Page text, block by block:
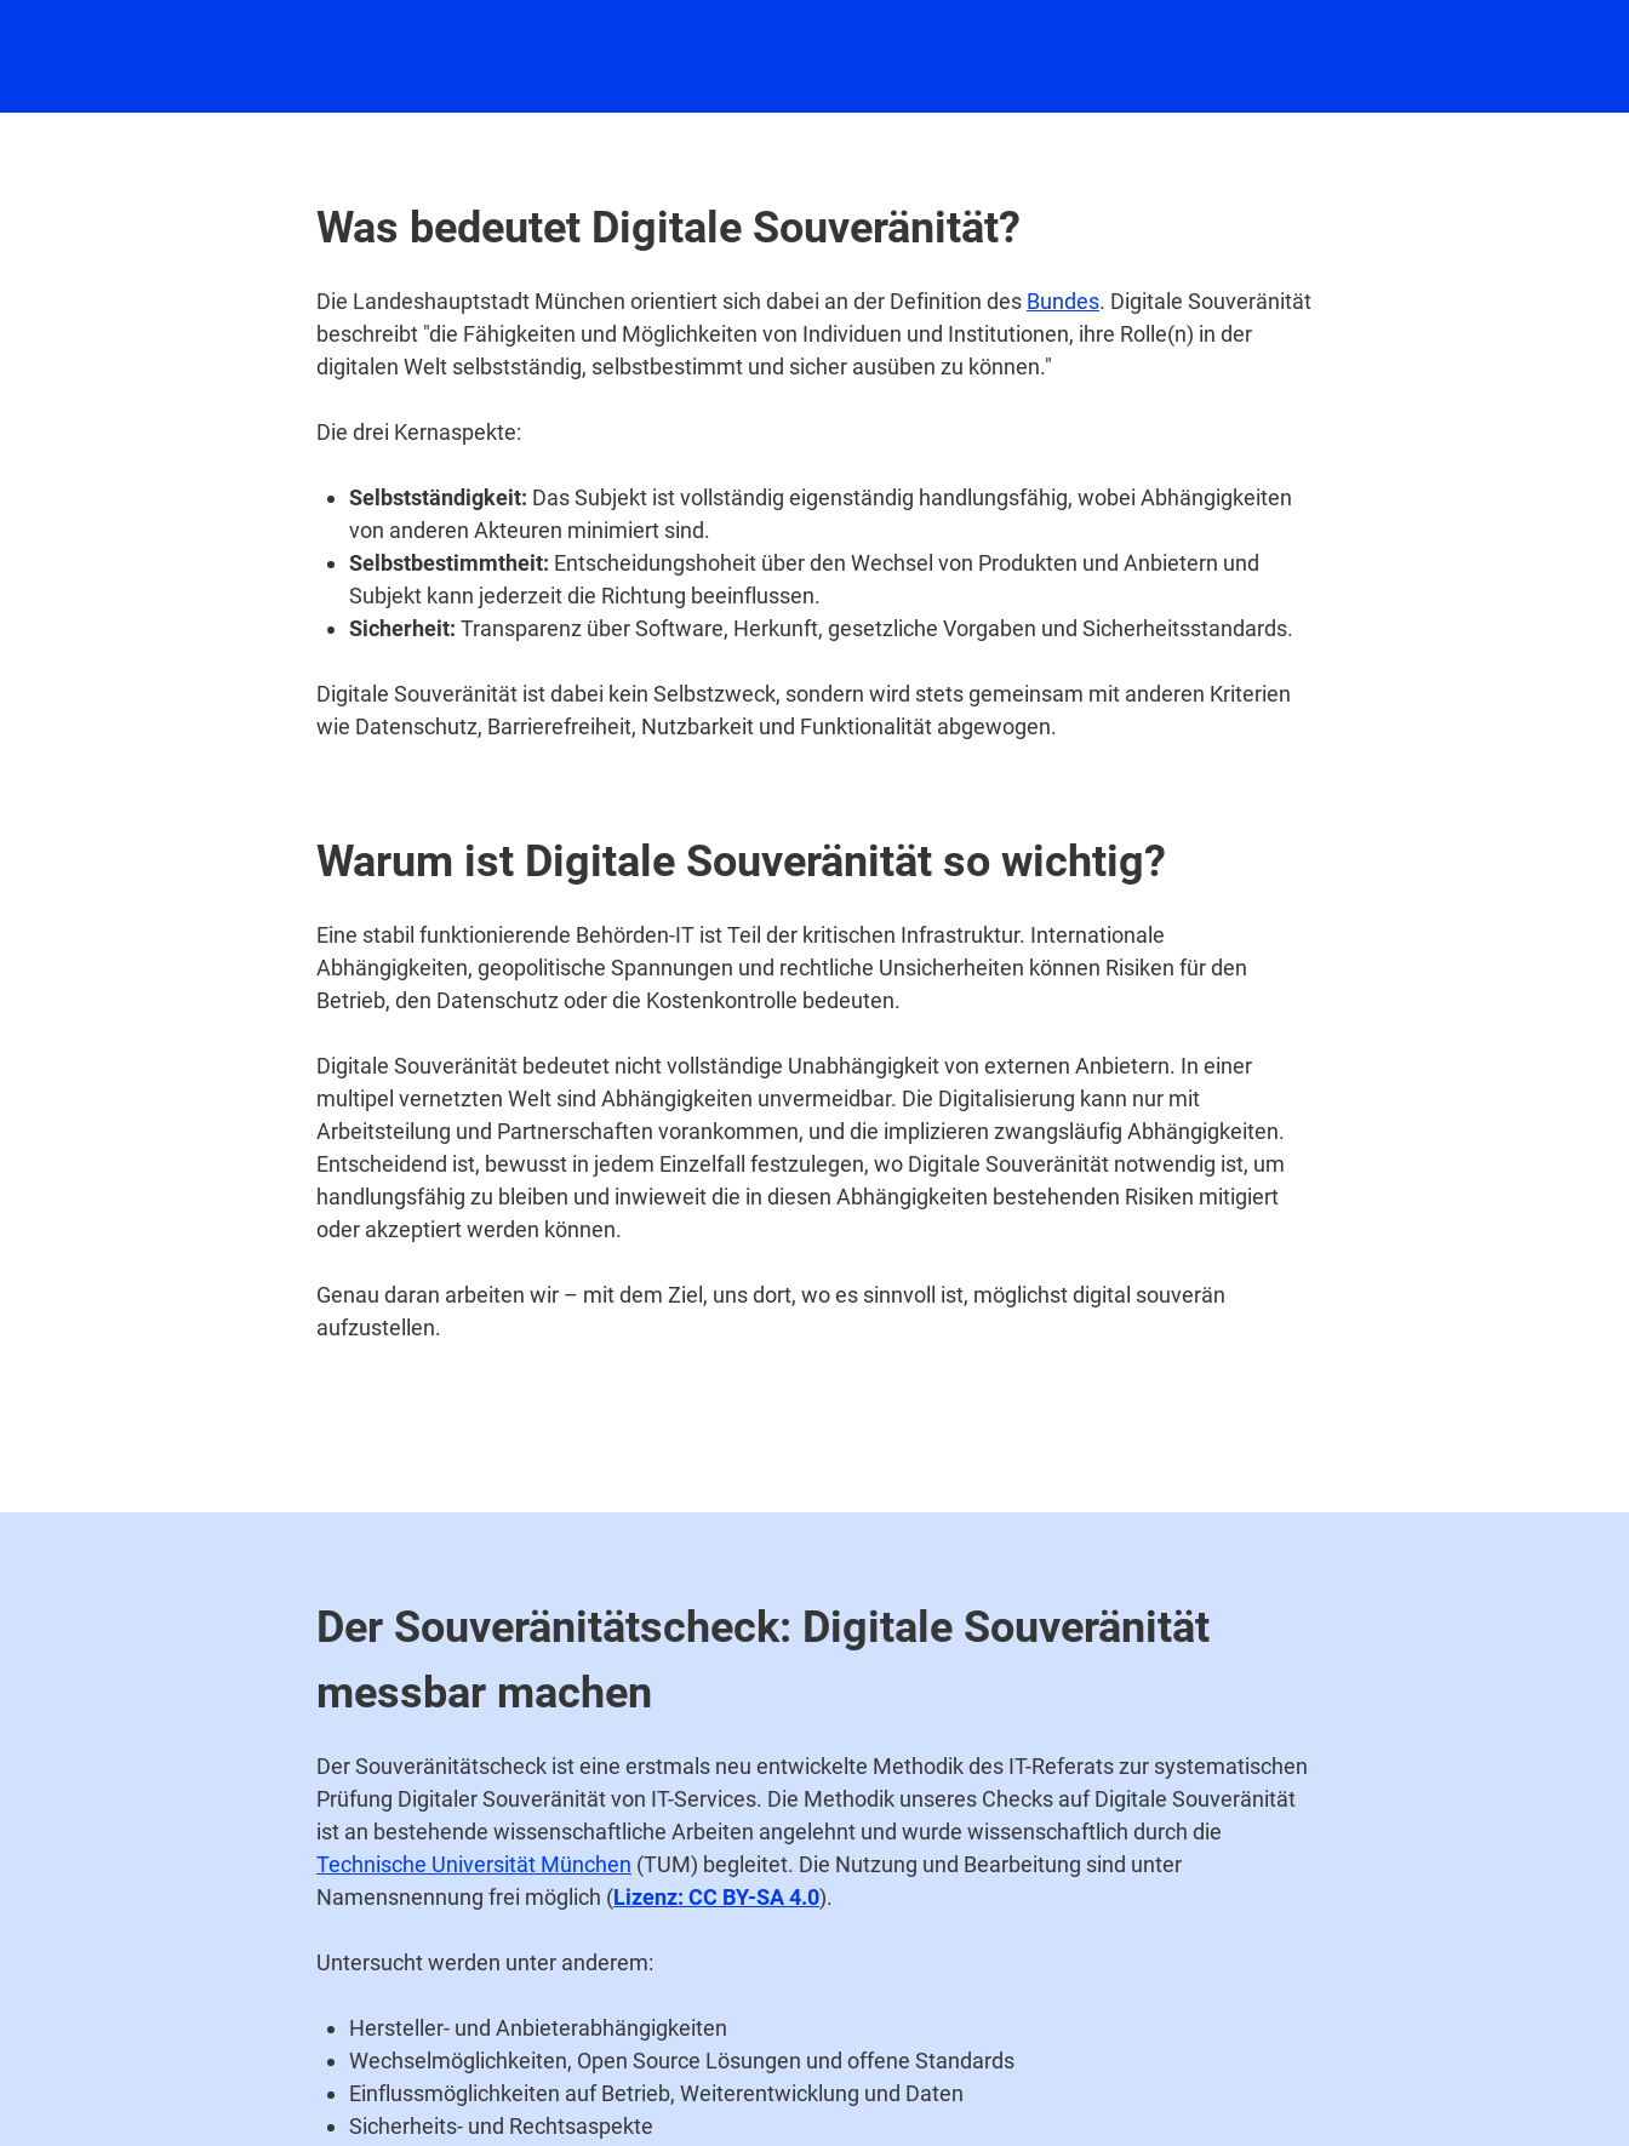
Was bedeutet Digitale Souveränität?
Die Landeshauptstadt München orientiert sich dabei an der Definition des Bundes. Digitale Souveränität
beschreibt "die Fähigkeiten und Möglichkeiten von Individuen und Institutionen, ihre Rolle(n) in der
digitalen Welt selbstständig, selbstbestimmt und sicher ausüben zu können."
Die drei Kernaspekte:
Selbstständigkeit: Das Subjekt ist vollständig eigenständig handlungsfähig, wobei Abhängigkeiten
von anderen Akteuren minimiert sind.
Selbstbestimmtheit: Entscheidungshoheit über den Wechsel von Produkten und Anbietern und
Subjekt kann jederzeit die Richtung beeinflussen.
Sicherheit: Transparenz über Software, Herkunft, gesetzliche Vorgaben und Sicherheitsstandards.
Digitale Souveränität ist dabei kein Selbstzweck, sondern wird stets gemeinsam mit anderen Kriterien
wie Datenschutz, Barrierefreiheit, Nutzbarkeit und Funktionalität abgewogen.
Warum ist Digitale Souveränität so wichtig?
Eine stabil funktionierende Behörden-IT ist Teil der kritischen Infrastruktur. Internationale
Abhängigkeiten, geopolitische Spannungen und rechtliche Unsicherheiten können Risiken für den
Betrieb, den Datenschutz oder die Kostenkontrolle bedeuten.
Digitale Souveränität bedeutet nicht vollständige Unabhängigkeit von externen Anbietern. In einer
multipel vernetzten Welt sind Abhängigkeiten unvermeidbar. Die Digitalisierung kann nur mit
Arbeitsteilung und Partnerschaften vorankommen, und die implizieren zwangsläufig Abhängigkeiten.
Entscheidend ist, bewusst in jedem Einzelfall festzulegen, wo Digitale Souveränität notwendig ist, um
handlungsfähig zu bleiben und inwieweit die in diesen Abhängigkeiten bestehenden Risiken mitigiert
oder akzeptiert werden können.
Genau daran arbeiten wir – mit dem Ziel, uns dort, wo es sinnvoll ist, möglichst digital souverän
aufzustellen.
Der Souveränitätscheck: Digitale Souveränität
messbar machen
Der Souveränitätscheck ist eine erstmals neu entwickelte Methodik des IT-Referats zur systematischen
Prüfung Digitaler Souveränität von IT-Services. Die Methodik unseres Checks auf Digitale Souveränität
ist an bestehende wissenschaftliche Arbeiten angelehnt und wurde wissenschaftlich durch die
Technische Universität München (TUM) begleitet. Die Nutzung und Bearbeitung sind unter
Namensnennung frei möglich (Lizenz: CC BY-SA 4.0).
Untersucht werden unter anderem:
Hersteller- und Anbieterabhängigkeiten
Wechselmöglichkeiten, Open Source Lösungen und offene Standards
Einflussmöglichkeiten auf Betrieb, Weiterentwicklung und Daten
Sicherheits- und Rechtsaspekte